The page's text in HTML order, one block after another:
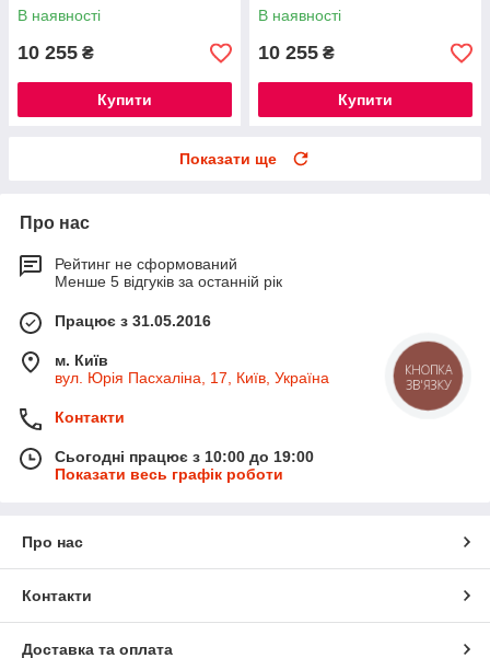
В наявності
10 255 ₴
Купити
В наявності
10 255 ₴
Купити
Показати ще
Про нас
Рейтинг не сформований
Менше 5 відгуків за останній рік
Працює з 31.05.2016
м. Київ
вул. Юрія Пасхаліна, 17, Київ, Україна
Контакти
Сьогодні працює з 10:00 до 19:00
Показати весь графік роботи
Про нас
Контакти
Доставка та оплата
КНОПКА
ЗВ'ЯЗКУ